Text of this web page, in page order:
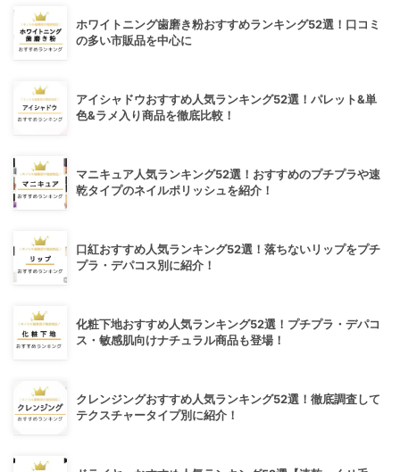
ホワイトニング歯磨き粉おすすめランキング52選！口コミ
の多い市販品を中心に
アイシャドウおすすめ人気ランキング52選！パレット&単
色&ラメ入り商品を徹底比較！
マニキュア人気ランキング52選！おすすめのプチプラや速
乾タイプのネイルポリッシュを紹介！
口紅おすすめ人気ランキング52選！落ちないリップをプチ
プラ・デパコス別に紹介！
化粧下地おすすめ人気ランキング52選！プチプラ・デパコ
ス・敏感肌向けナチュラル商品も登場！
クレンジングおすすめ人気ランキング52選！徹底調査して
テクスチャータイプ別に紹介！